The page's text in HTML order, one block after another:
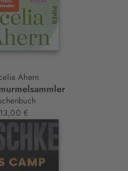
Cecelia Ahern
13,00 €